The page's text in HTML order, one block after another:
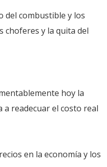
del combustible y los
choferes y la quita del
hoy la
readecuar el costo real
en la economía y los